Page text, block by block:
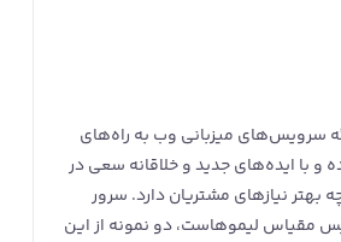
سرویس‌های میزبانی وب به راه‌های
و با ایده‌های جدید و خلاقانه سعی در
بهتر نیازهای مشتریان دارد. سرور
مقیاس لیموهاست، دو نمونه از این